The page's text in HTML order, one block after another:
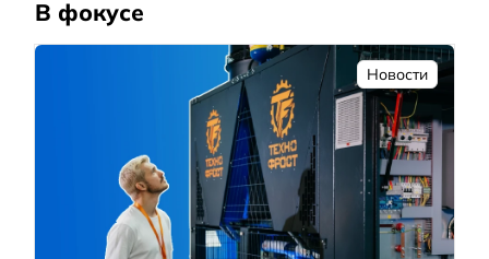
В фокусе
Новости